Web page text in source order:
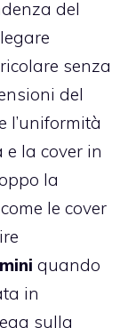
del
senza
del
l’uniformità
la cover in
la
le cover
quando
in
sulla